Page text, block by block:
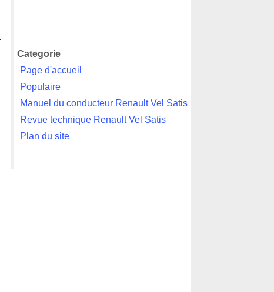
Categorie
Page d'accueil
Populaire
Manuel du conducteur Renault Vel Satis
Revue technique Renault Vel Satis
Plan du site